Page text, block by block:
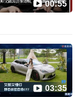
00:55
03:35